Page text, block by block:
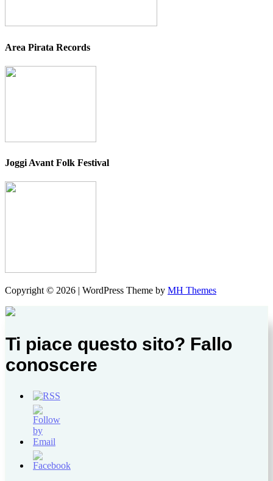
Area Pirata Records
Joggi Avant Folk Festival
Copyright © 2026 | WordPress Theme by MH Themes
Ti piace questo sito? Fallo
conoscere